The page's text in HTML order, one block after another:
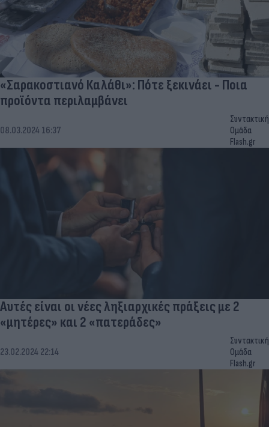
«Σαρακοστιανό Καλάθι»: Πότε ξεκινάει - Ποια
προϊόντα περιλαμβάνει
08.03.2024 16:37
Συντακτική
Ομάδα
Flash.gr
Αυτές είναι οι νέες ληξιαρχικές πράξεις με 2
«μητέρες» και 2 «πατεράδες»
23.02.2024 22:14
Συντακτική
Ομάδα
Flash.gr